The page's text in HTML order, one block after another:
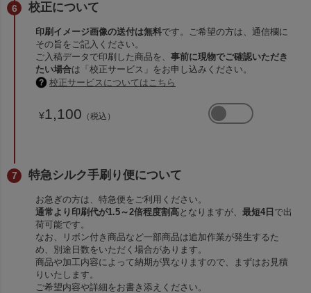
校正について
印刷イメージ画像の送付は無料です。ご希望の方は、通信欄に
その旨をご記入ください。
ご入稿データで印刷した商品を、事前に現物でご確認いただき
たい場合は「校正サービス」をお申し込みください。
校正サービスについてはこちら
¥1,100 （税込）
特急シルク手刷り便について
お急ぎの方は、特急便をご利用ください。
通常より印刷代が1.5～2倍程度割高となりますが、最短4日 で出
荷可能です。
なお、リボン付き商品など一部商品は追加作業が発生するた
め、別途日数をいただく場合があります。
商品や加工内容によって納期が異なりますので、まずはお見積
りいたします。
ご希望内容や詳細をお書き添えください。